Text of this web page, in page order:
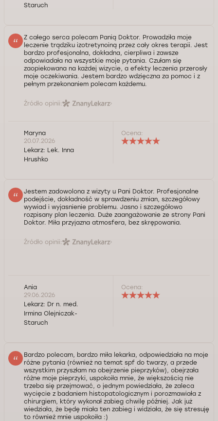
Staruch
Z całego serca polecam Panią Doktor. Prowadziła moje
leczenie trądziku izotretynoiną przez cały okres terapii. Jest
bardzo profesjonalna, dokładna, cierpliwa i zawsze
odpowiadała na wszystkie moje pytania. Czułam się
zaopiekowana na każdej wizycie, a efekty leczenia przerosły
moje oczekiwania. Jestem bardzo wdzięczna za pomoc i z
pełnym przekonaniem polecam każdemu.
Źródło opinii:
Maryna
20.07.2026
Lekarz: Lek. Inna
Hrushko
Ocena:
Jestem zadowolona z wizyty u Pani Doktor. Profesjonalne
podejście, dokładność w sprawdzeniu zmian, szczegółowy
wywiad i wyjasnienie problemu. Jasno i szczegółowo
rozpisany plan leczenia. Duże zaangażowanie ze strony Pani
Doktor. Miła przyjazna atmosfera, bez skrępowania.
Źródło opinii:
Ania
29.06.2026
Lekarz: Dr n. med.
Irmina Olejniczak-
Staruch
Ocena:
Bardzo polecam, bardzo miła lekarka, odpowiedziała na moje
różne pytania (również na temat spf do twarzy, a przede
wszystkim przyszłam na obejrzenie pieprzyków), obejrzała
różne moje pieprzyki, uspokoiła mnie, że większością nie
trzeba się przejmować, o jednym powiedziała, że zaleca
wycięcie z badaniem histopatologicznym i porozmawiała z
chirurgiem, który wykonał zabieg chwilę później. Jak już
wiedziała, że będę miała ten zabieg i widziała, że się stresuję
to również mnie uspokoiła :)